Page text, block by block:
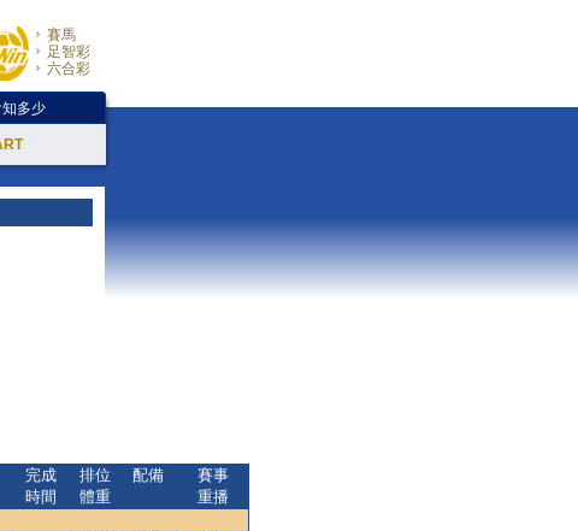
賽馬
足智彩
六合彩
多少
完成
時間
排位
體重
配備
賽事
重播